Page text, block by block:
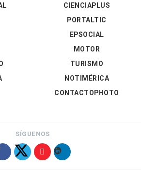
CIENCIAPLUS
PORTALTIC
EPSOCIAL
MOTOR
TURISMO
NOTIMÉRICA
CONTACTOPHOTO
SÍGUENOS